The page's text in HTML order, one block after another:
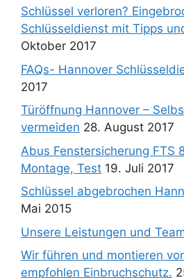
Schlüssel verloren?
Schlüsseldienst mit Tipps
Oktober 2017
FAQs- Hannover
2017
Türöffnung Hannover –
vermeiden 28. August 2017
Abus Fenstersicherung FTS
Montage, Test 19. Juli 2017
Schlüssel abgebrochen
Mai 2015
Unsere Leistungen und
Wir führen und montieren
empfohlen Einbruchschutz.